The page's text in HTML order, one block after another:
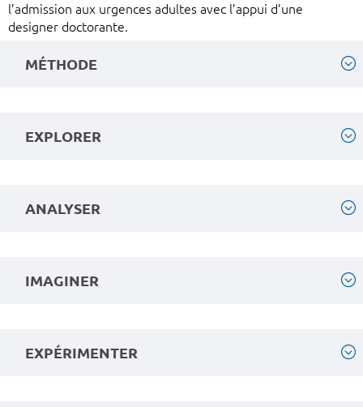
l’admission aux urgences adultes avec l’appui d’une
designer doctorante.
MÉTHODE
EXPLORER
ANALYSER
IMAGINER
EXPÉRIMENTER